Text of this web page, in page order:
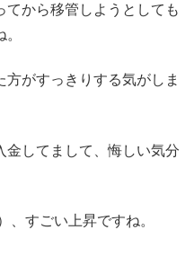
てから移管しようとしても
がすっきりする気がしま
金してまして、悔しい気分
、すごい上昇ですね。